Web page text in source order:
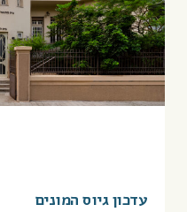
עדכון גיוס המונים